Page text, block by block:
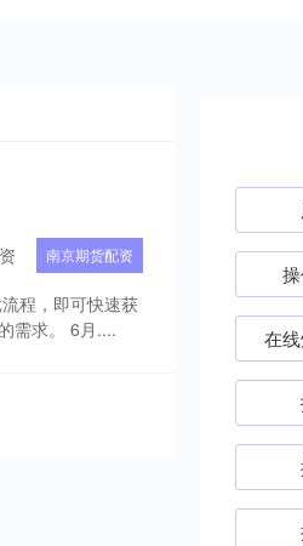
南京期货配资
程，即可快速获
需求。 6月....
在